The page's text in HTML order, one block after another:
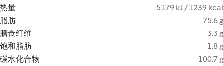
热量
5179 kJ / 1239 kcal
脂肪
75.6 g
膳食纤维
3.3 g
饱和脂肪
1.8 g
碳水化合物
100.7 g